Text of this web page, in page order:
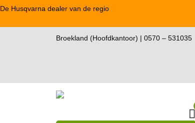
De Husqvarna dealer van de regio
Broekland (Hoofdkantoor) | 0570 – 531035